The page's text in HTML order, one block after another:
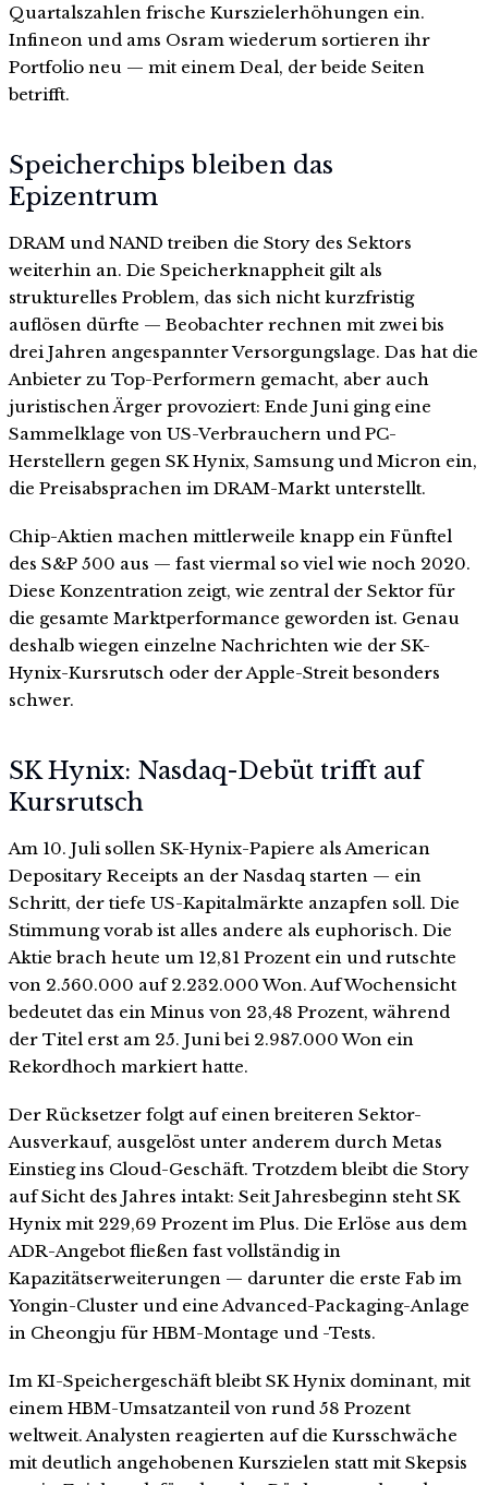
Quartalszahlen frische Kurszielerhöhungen ein.
Infineon und ams Osram wiederum sortieren ihr
Portfolio neu — mit einem Deal, der beide Seiten
betrifft.
Speicherchips bleiben das
Epizentrum
DRAM und NAND treiben die Story des Sektors
weiterhin an. Die Speicherknappheit gilt als
strukturelles Problem, das sich nicht kurzfristig
auflösen dürfte — Beobachter rechnen mit zwei bis
drei Jahren angespannter Versorgungslage. Das hat die
Anbieter zu Top-Performern gemacht, aber auch
juristischen Ärger provoziert: Ende Juni ging eine
Sammelklage von US-Verbrauchern und PC-
Herstellern gegen SK Hynix, Samsung und Micron ein,
die Preisabsprachen im DRAM-Markt unterstellt.
Chip-Aktien machen mittlerweile knapp ein Fünftel
des S&P 500 aus — fast viermal so viel wie noch 2020.
Diese Konzentration zeigt, wie zentral der Sektor für
die gesamte Marktperformance geworden ist. Genau
deshalb wiegen einzelne Nachrichten wie der SK-
Hynix-Kursrutsch oder der Apple-Streit besonders
schwer.
SK Hynix: Nasdaq-Debüt trifft auf
Kursrutsch
Am 10. Juli sollen SK-Hynix-Papiere als American
Depositary Receipts an der Nasdaq starten — ein
Schritt, der tiefe US-Kapitalmärkte anzapfen soll. Die
Stimmung vorab ist alles andere als euphorisch. Die
Aktie brach heute um 12,81 Prozent ein und rutschte
von 2.560.000 auf 2.232.000 Won. Auf Wochensicht
bedeutet das ein Minus von 23,48 Prozent, während
der Titel erst am 25. Juni bei 2.987.000 Won ein
Rekordhoch markiert hatte.
Der Rücksetzer folgt auf einen breiteren Sektor-
Ausverkauf, ausgelöst unter anderem durch Metas
Einstieg ins Cloud-Geschäft. Trotzdem bleibt die Story
auf Sicht des Jahres intakt: Seit Jahresbeginn steht SK
Hynix mit 229,69 Prozent im Plus. Die Erlöse aus dem
ADR-Angebot fließen fast vollständig in
Kapazitätserweiterungen — darunter die erste Fab im
Yongin-Cluster und eine Advanced-Packaging-Anlage
in Cheongju für HBM-Montage und -Tests.
Im KI-Speichergeschäft bleibt SK Hynix dominant, mit
einem HBM-Umsatzanteil von rund 58 Prozent
weltweit. Analysten reagierten auf die Kursschwäche
mit deutlich angehobenen Kurszielen statt mit Skepsis